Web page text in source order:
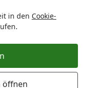
in den Cookie-
öffnen